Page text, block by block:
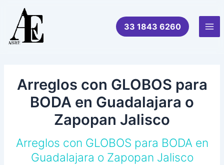
contenido
33 1843 6260
Arreglos con GLOBOS para
BODA en Guadalajara o
Zapopan Jalisco
Arreglos con GLOBOS para BODA en
Guadalajara o Zapopan Jalisco